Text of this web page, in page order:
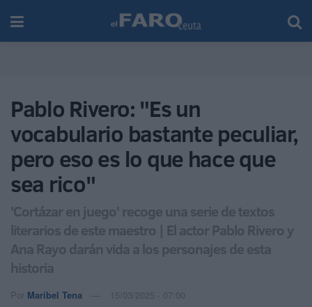
Pablo Rivero: "Es un
vocabulario bastante peculiar,
pero eso es lo que hace que
sea rico"
'Cortázar en juego' recoge una serie de textos
literarios de este maestro | El actor Pablo Rivero y
Ana Rayo darán vida a los personajes de esta
historia
Por Maribel Tena 15/03/2025 - 07:00